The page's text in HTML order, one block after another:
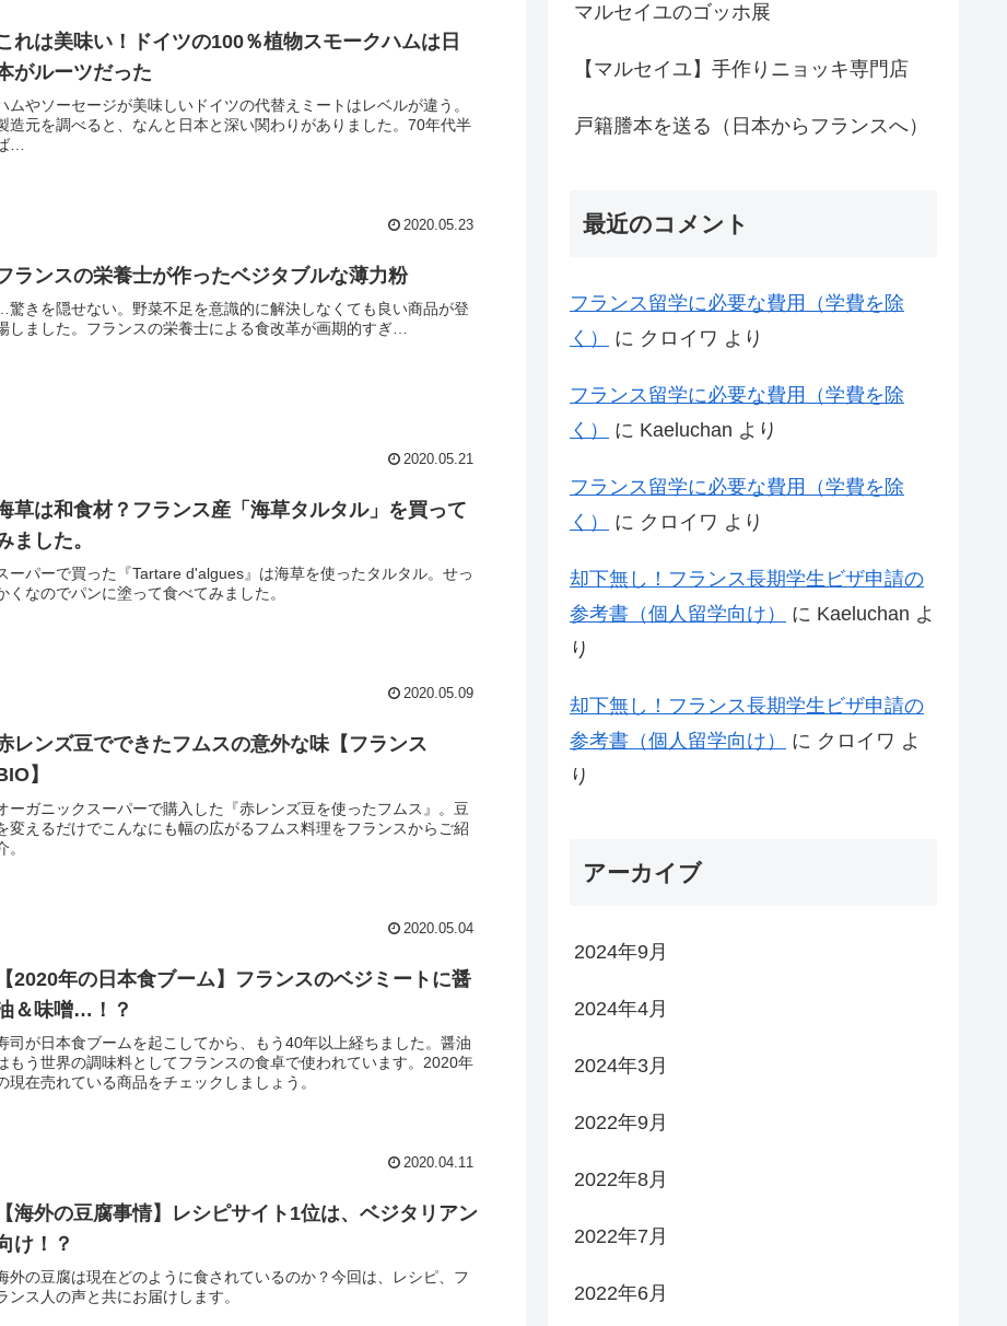
れは美味い！ドイツの100％植物スモークハムは日
がルーツだった
ムやソーセージが美味しいドイツの代替えミートはレベルが違う。
造元を調べると、なんと日本と深い関わりがありました。70年代半
…
2020.05.23
ランスの栄養士が作ったベジタブルな薄力粉
驚きを隠せない。野菜不足を意識的に解決しなくても良い商品が登
しました。フランスの栄養士による食改革が画期的すぎ…
2020.05.21
草は和食材？フランス産「海草タルタル」を買って
ました。
ーパーで買った『Tartare d'algues』は海草を使ったタルタル。せっ
くなのでパンに塗って食べてみました。
2020.05.09
レンズ豆でできたフムスの意外な味【フランス
】
ーガニックスーパーで購入した『赤レンズ豆を使ったフムス』。豆
変えるだけでこんなにも幅の広がるフムス料理をフランスからご紹
。
2020.05.04
【2020年の日本食ブーム】フランスのベジミートに醤
＆味噌…！？
司が日本食ブームを起こしてから、もう40年以上経ちました。醤油
もう世界の調味料としてフランスの食卓で使われています。2020年
現在売れている商品をチェックしましょう。
2020.04.11
【海外の豆腐事情】レシピサイト1位は、ベジタリアン
け！？
外の豆腐は現在どのように食されているのか？今回は、レシピ、フ
ンス人の声と共にお届けします。
マルセイユのゴッホ展
【マルセイユ】手作りニョッキ専門店
戸籍謄本を送る（日本からフランスへ）
最近のコメント
フランス留学に必要な費用（学費を除
く）
に クロイワ より
フランス留学に必要な費用（学費を除
く）
に Kaeluchan より
フランス留学に必要な費用（学費を除
く）
に クロイワ より
却下無し！フランス長期学生ビザ申請の
参考書（個人留学向け）
に Kaeluchan よ
り
却下無し！フランス長期学生ビザ申請の
参考書（個人留学向け）
に クロイワ よ
り
アーカイブ
2024年9月
2024年4月
2024年3月
2022年9月
2022年8月
2022年7月
2022年6月